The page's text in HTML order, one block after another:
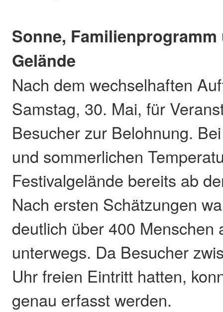
Sonne,
Gelände
Nach dem wechselhaften
Samstag, 30. Mai, für
Besucher zur Belohnung.
und sommerlichen
Festivalgelände bereits ab
Nach ersten Schätzungen
deutlich über 400 Menschen
unterwegs. Da Besucher
Uhr freien Eintritt hatten,
genau erfasst werden.